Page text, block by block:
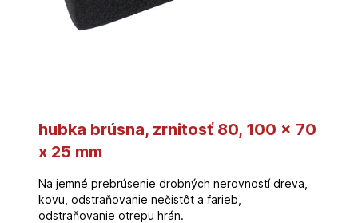
hubka brúsna, zrnitosť 80, 100 x 70
x 25 mm
Na jemné prebrúsenie drobných nerovností dreva,
kovu, odstraňovanie nečistôt a farieb,
odstraňovanie otrepu hrán.